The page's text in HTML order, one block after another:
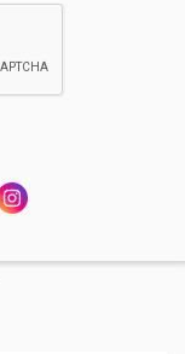
tyto